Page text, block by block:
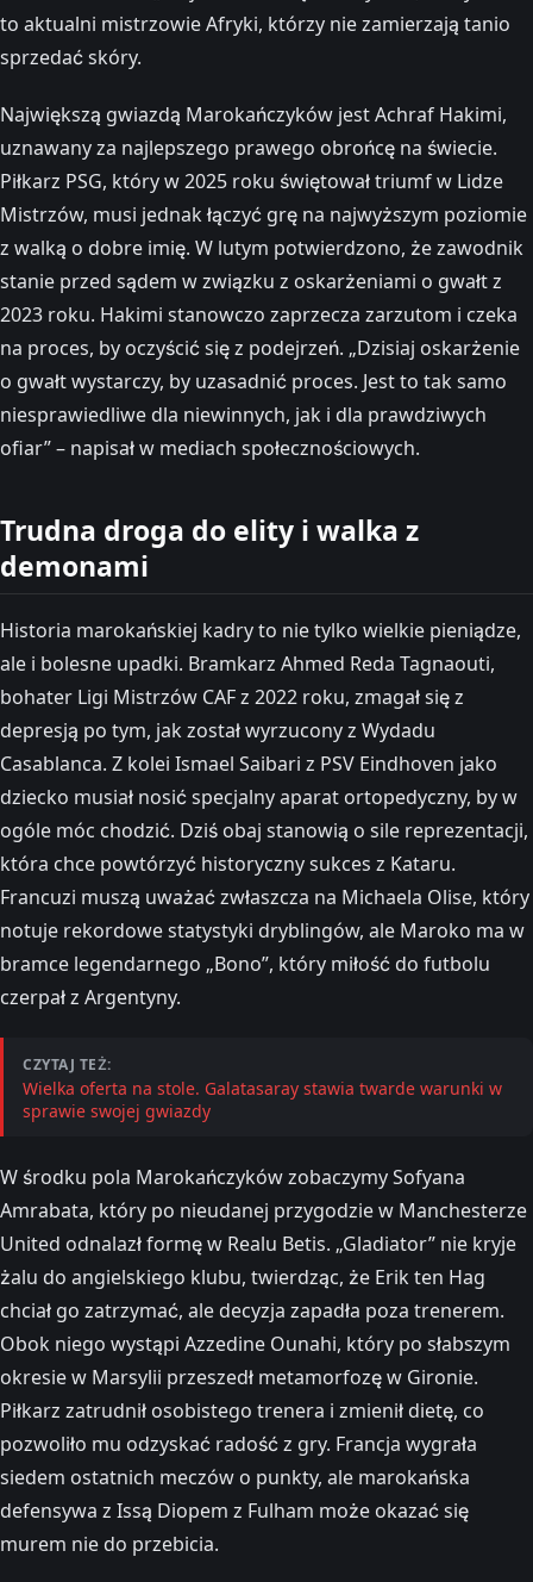
to aktualni mistrzowie Afryki, którzy nie zamierzają tanio
sprzedać skóry.
Największą gwiazdą Marokańczyków jest Achraf Hakimi,
uznawany za najlepszego prawego obrońcę na świecie.
Piłkarz PSG, który w 2025 roku świętował triumf w Lidze
Mistrzów, musi jednak łączyć grę na najwyższym poziomie
z walką o dobre imię. W lutym potwierdzono, że zawodnik
stanie przed sądem w związku z oskarżeniami o gwałt z
2023 roku. Hakimi stanowczo zaprzecza zarzutom i czeka
na proces, by oczyścić się z podejrzeń. „Dzisiaj oskarżenie
o gwałt wystarczy, by uzasadnić proces. Jest to tak samo
niesprawiedliwe dla niewinnych, jak i dla prawdziwych
ofiar” – napisał w mediach społecznościowych.
Trudna droga do elity i walka z
demonami
Historia marokańskiej kadry to nie tylko wielkie pieniądze,
ale i bolesne upadki. Bramkarz Ahmed Reda Tagnaouti,
bohater Ligi Mistrzów CAF z 2022 roku, zmagał się z
depresją po tym, jak został wyrzucony z Wydadu
Casablanca. Z kolei Ismael Saibari z PSV Eindhoven jako
dziecko musiał nosić specjalny aparat ortopedyczny, by w
ogóle móc chodzić. Dziś obaj stanowią o sile reprezentacji,
która chce powtórzyć historyczny sukces z Kataru.
Francuzi muszą uważać zwłaszcza na Michaela Olise, który
notuje rekordowe statystyki dryblingów, ale Maroko ma w
bramce legendarnego „Bono”, który miłość do futbolu
czerpał z Argentyny.
CZYTAJ TEŻ:
Wielka oferta na stole. Galatasaray stawia twarde warunki w
sprawie swojej gwiazdy
W środku pola Marokańczyków zobaczymy Sofyana
Amrabata, który po nieudanej przygodzie w Manchesterze
United odnalazł formę w Realu Betis. „Gladiator” nie kryje
żalu do angielskiego klubu, twierdząc, że Erik ten Hag
chciał go zatrzymać, ale decyzja zapadła poza trenerem.
Obok niego wystąpi Azzedine Ounahi, który po słabszym
okresie w Marsylii przeszedł metamorfozę w Gironie.
Piłkarz zatrudnił osobistego trenera i zmienił dietę, co
pozwoliło mu odzyskać radość z gry. Francja wygrała
siedem ostatnich meczów o punkty, ale marokańska
defensywa z Issą Diopem z Fulham może okazać się
murem nie do przebicia.